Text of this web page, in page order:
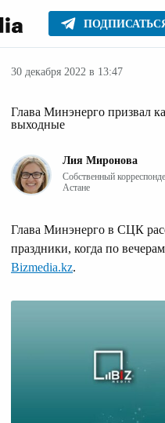
Главное Новости
30 декабря 2022 в 13:47
Глава Минэнерго призвал
выходные
Лия Миронова
Собственный
Астане
Глава Минэнерго в СЦК
праздники, когда по
Bizmedia.kz.